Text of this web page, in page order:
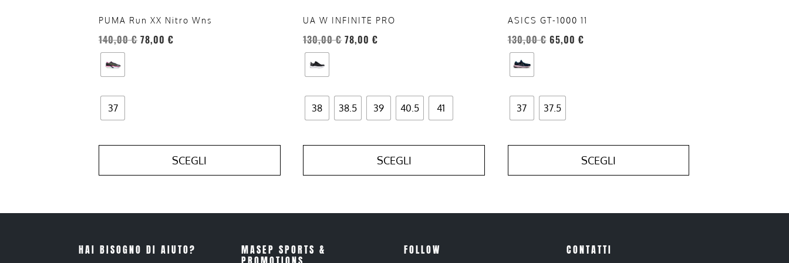
PUMA Run XX Nitro Wns
140,00€ 78,00 €
37
SCEGLI
del
prodotto
UA W INFINITE PRO
130,00€ 78,00€
38 38.5 39 40.5 41
SCEGLI
del
prodotto
ASICS GT-1000 11
130,00€ 65,00 €
37 37.5
SCEGLI
del
prodotto
HAI BISOGNO DI AIUTO? MASEP SPORTS & FOLLOW CONTATTI